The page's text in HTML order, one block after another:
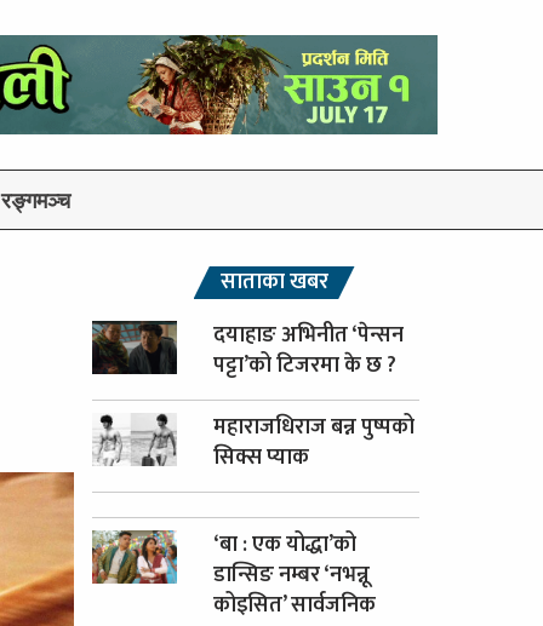
रङ्गमञ्च
साताका खबर
दयाहाङ अभिनीत ‘पेन्सन
पट्टा’को टिजरमा के छ ?
महाराजधिराज बन्न पुष्पको
सिक्स प्याक
‘बा : एक योद्धा’को
डान्सिङ नम्बर ‘नभन्नू
कोइसित’ सार्वजनिक